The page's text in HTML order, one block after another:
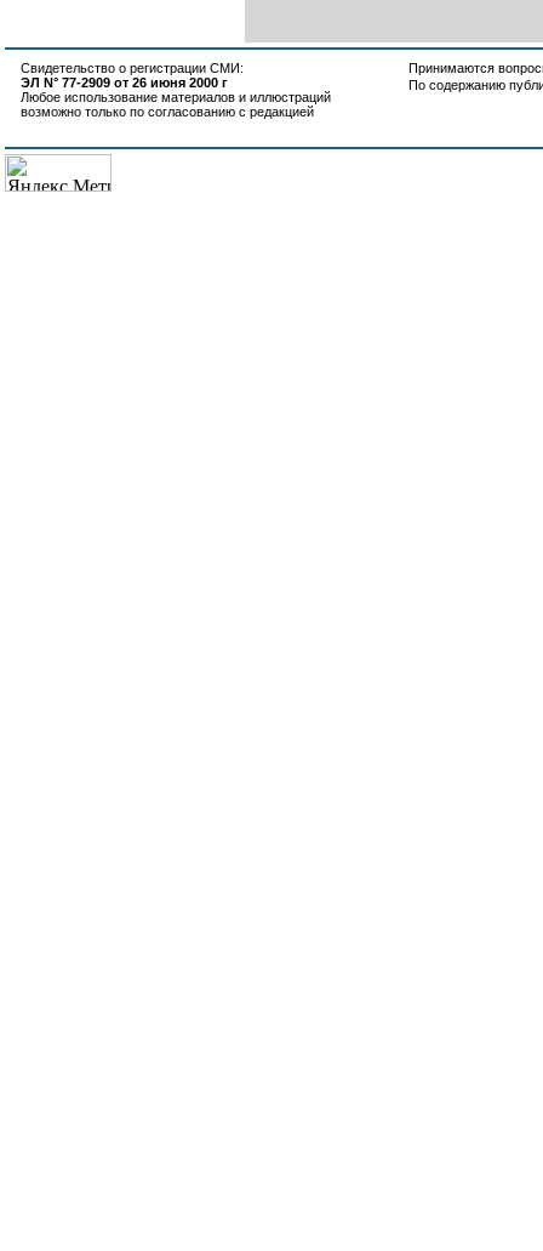
Свидетельство о регистрации СМИ:
ЭЛ N° 77-2909 от 26 июня 2000 г
Любое использование материалов и иллюстраций
возможно только по согласованию с редакцией
Принимаются
По содержанию